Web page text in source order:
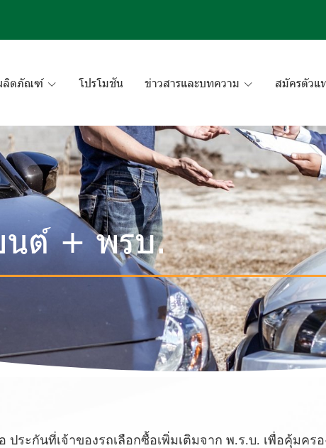
ลิตภัณฑ์ โปรโมชัน ข่าวสารและบทความ สมัครตัวแ
นต์ + พรบ.
ประกันที่เจ้าของรถเลือกซื้อเพิ่มเติมจาก พ.ร.บ. เพื่อคุ้มค